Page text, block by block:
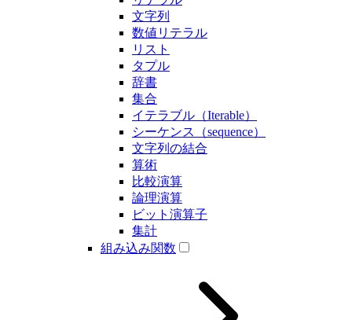
文字列
数値リテラル
リスト
タプル
辞書
集合
イテラブル（Iterable）
シーケンス（sequence）
文字列の結合
算術
比較演算
論理演算
ビット演算子
集計
組み込み関数